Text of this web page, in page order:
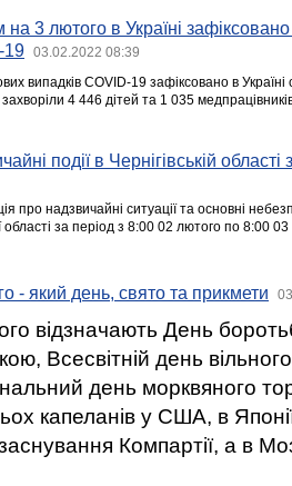
3 лютого в Україні
19
03.02.2022 08:39
випадків COVID-19 зафіксовано в
4 446 дітей та 1 035
події в Чернігівській
про надзвичайні ситуації та основні
області за період з 8:00 02 лютого по 8:00
- який день, свято та прикмети
відзначають День
Всесвітній день
день морквяного
капеланів у США, в
Компартії, а в